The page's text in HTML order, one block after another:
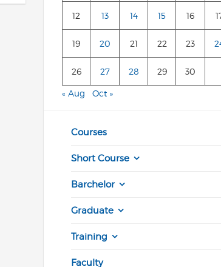
12 13 14 15 16
19 20 21 22 23
26 27 28 29 30
« Aug Oct »
Courses
Short Course
Barchelor
Graduate
Training
Faculty